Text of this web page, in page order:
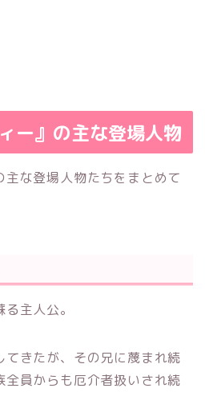
ー』の主な登場人物
主な登場人物たちをまとめて
主人公。
てきたが、その兄に蔑まれ続
全員からも厄介者扱いされ続